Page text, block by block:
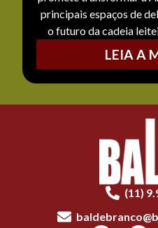
principais espaços de
o futuro da cadeia
LEIA A
(11)